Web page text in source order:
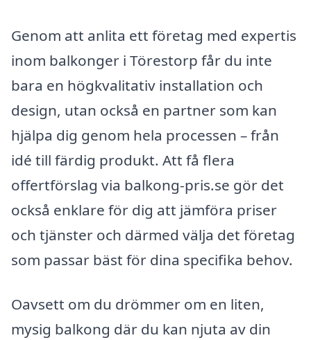
Genom att anlita ett företag med expertis
inom balkonger i Törestorp får du inte
bara en högkvalitativ installation och
design, utan också en partner som kan
hjälpa dig genom hela processen – från
idé till färdig produkt. Att få flera
offertförslag via balkong-pris.se gör det
också enklare för dig att jämföra priser
och tjänster och därmed välja det företag
som passar bäst för dina specifika behov.
Oavsett om du drömmer om en liten,
mysig balkong där du kan njuta av din